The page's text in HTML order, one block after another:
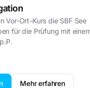
Vor-Ort-Kurs die SBF See
für die Prüfung mit
Mehr erfahren